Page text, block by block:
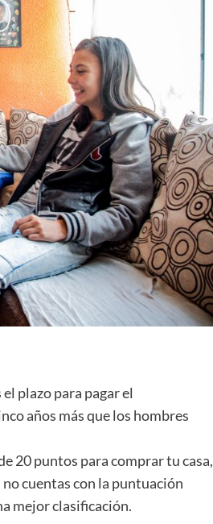
el plazo para pagar el
años más que los hombres
20 puntos para comprar tu casa,
cuentas con la puntuación
mejor clasificación.